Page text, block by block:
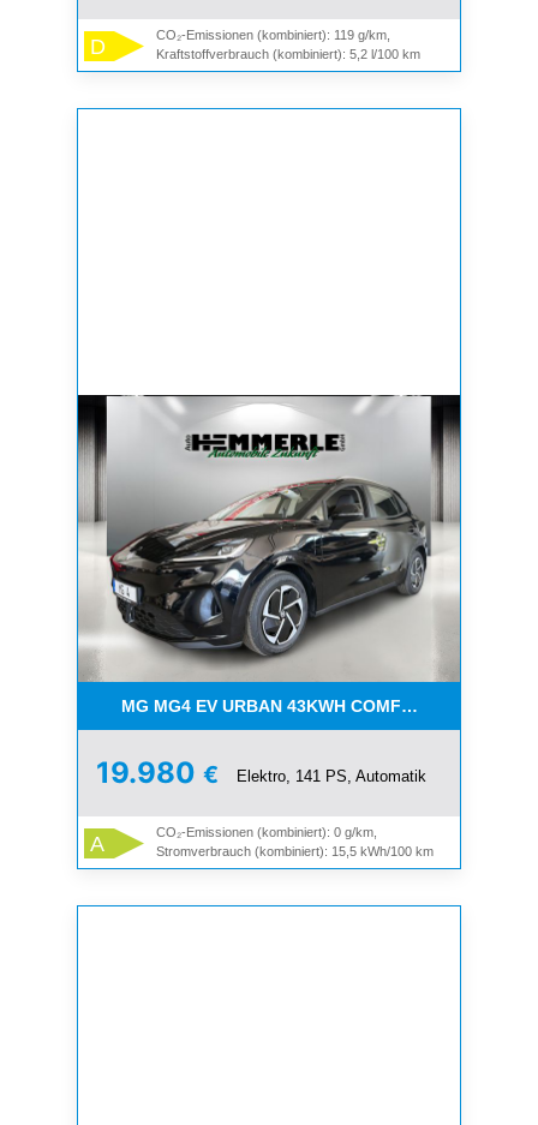
D
CO₂-Emissionen (kombiniert): 119 g/km,
Kraftstoffverbrauch (kombiniert): 5,2 l/100 km
MG MG4 EV URBAN 43KWH COMFORT
19.980 € Elektro, 141 PS, Automatik
A
CO₂-Emissionen (kombiniert): 0 g/km,
Stromverbrauch (kombiniert): 15,5 kWh/100 km